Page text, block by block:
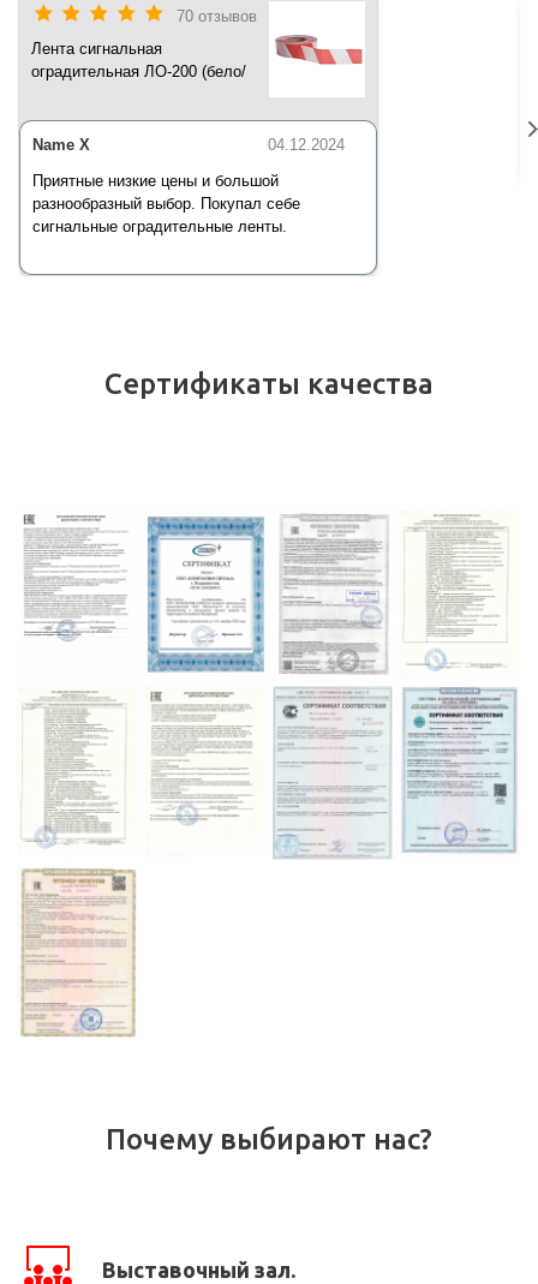
70 отзывов
Лента сигнальная
оградительная ЛО-200 (бело/
04.12.2024
Name X
Приятные низкие цены и большой
разнообразный выбор. Покупал себе
сигнальные оградительные ленты.
Сертификаты качества
Почему выбирают нас?
Выставочный зал.